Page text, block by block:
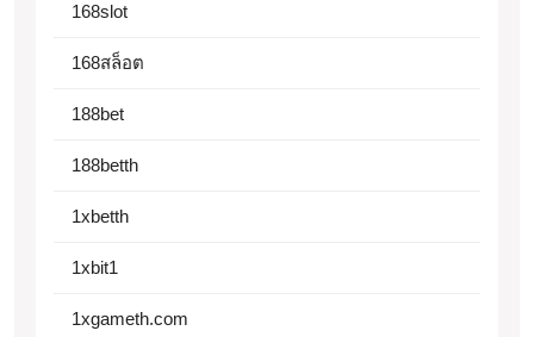
168slot
168สล็อต
188bet
188betth
1xbetth
1xbit1
1xgameth.com